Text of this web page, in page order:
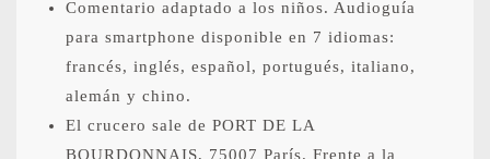
Comentario adaptado a los niños. Audioguía
para smartphone disponible en 7 idiomas:
francés, inglés, español, portugués, italiano,
alemán y chino.
El crucero sale de PORT DE LA
BOURDONNAIS, 75007 París. Frente a la